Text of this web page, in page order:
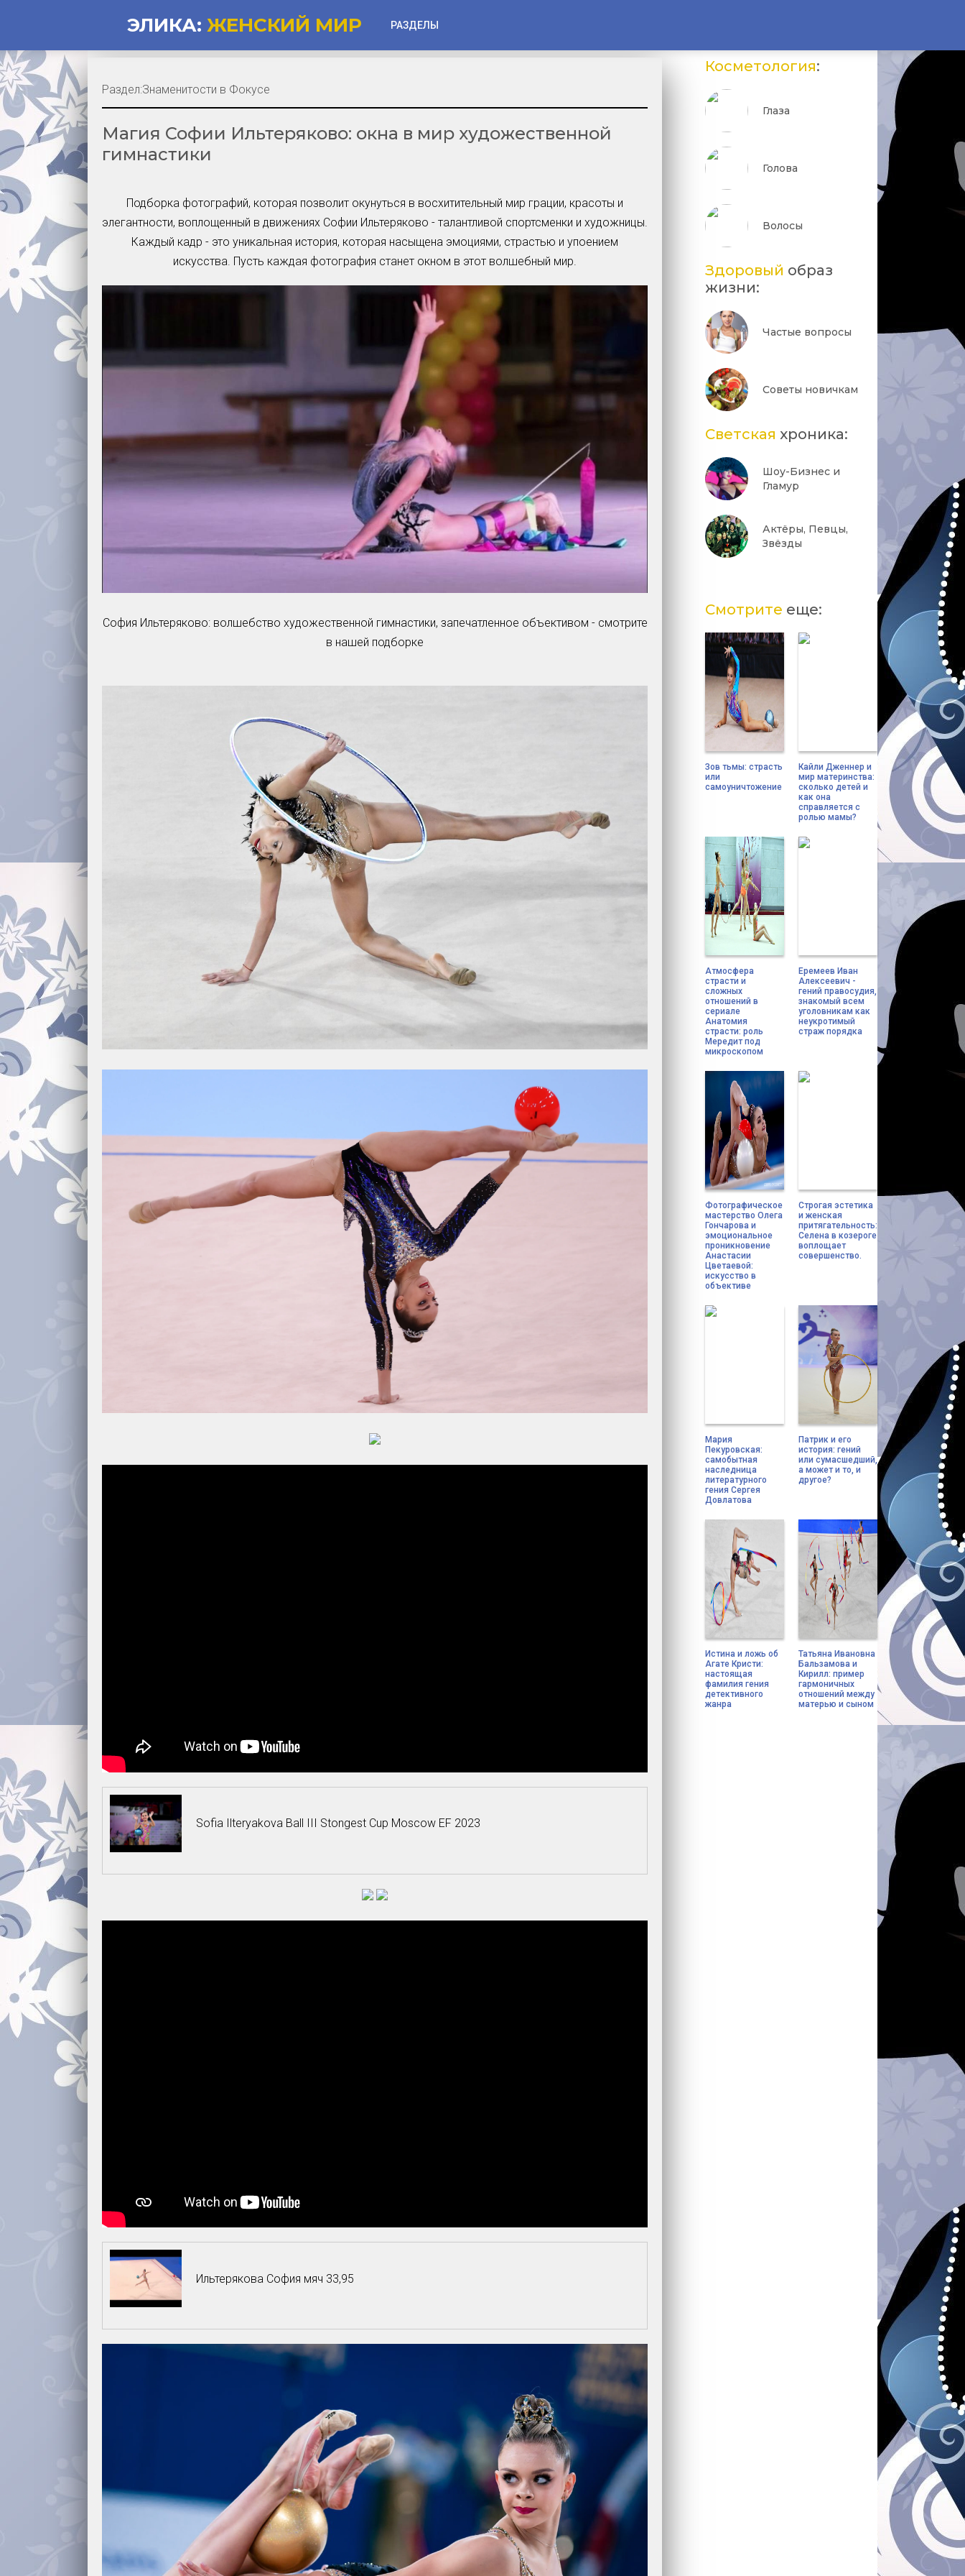
ЭЛИКА: ЖЕНСКИЙ МИР РАЗДЕЛЫ
Губы
Частые вопросы
Советы новичкам
Шоу-Бизнес и Гламур
Знаменитости в Фокусе
Прошлое и Настоящее
Умная уборка
Секреты стирки
Магия Софии Ильтеряково: окна в мир художественной
гимнастики
Подборка фотографий, которая позволит окунуться в восхитительный мир грации, красоты и
элегантности, воплощенный в движениях Софии Ильтеряково - талантливой спортсменки и художницы.
Каждый кадр - это уникальная история, которая насыщена эмоциями, страстью и упоением
искусства. Пусть каждая фотография станет окном в этот волшебный мир.
София Ильтеряково: волшебство художественной гимнастики, запечатленное объективом - смотрите
в нашей подборке
Sofia Ilteryakova Ball III Stongest Cup Moscow EF 2023
Ильтерякова София мяч 33,95
Раздел:Знаменитости в Фокусе
Косметология:
Глаза
Голова
Волосы
Здоровый образ
жизни:
Частые вопросы
Советы новичкам
Светская хроника:
Шоу-Бизнес и
Гламур
Актёры, Певцы,
Звёзды
Смотрите еще:
Зов тьмы: страсть
или
самоуничтожение
Кайли Дженнер и
мир материнства:
сколько детей и
как она
справляется с
ролью мамы?
Атмосфера
страсти и
сложных
отношений в
сериале
Анатомия
страсти: роль
Мередит под
микроскопом
Еремеев Иван
Алексеевич -
гений правосудия,
знакомый всем
уголовникам как
неукротимый
страж порядка
Фотографическое
мастерство Олега
Гончарова и
эмоциональное
проникновение
Анастасии
Цветаевой:
искусство в
объективе
Строгая эстетика
и женская
притягательность:
Селена в козероге
воплощает
совершенство.
Мария
Пекуровская:
самобытная
наследница
литературного
гения Сергея
Довлатова
Патрик и его
история: гений
или сумасшедший,
а может и то, и
другое?
Истина и ложь об
Агате Кристи:
настоящая
фамилия гения
детективного
жанра
Татьяна Ивановна
Бальзамова и
Кирилл: пример
гармоничных
отношений между
матерью и сыном